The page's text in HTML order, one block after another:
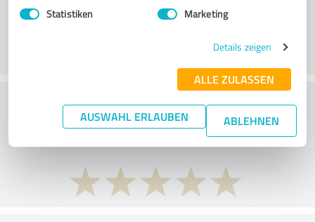
Statistiken Marketing
Details zeigen
ALLE ZULASSEN
AUSWAHL ERLAUBEN ABLEHNEN
What do you think of the price to
performance ratio?